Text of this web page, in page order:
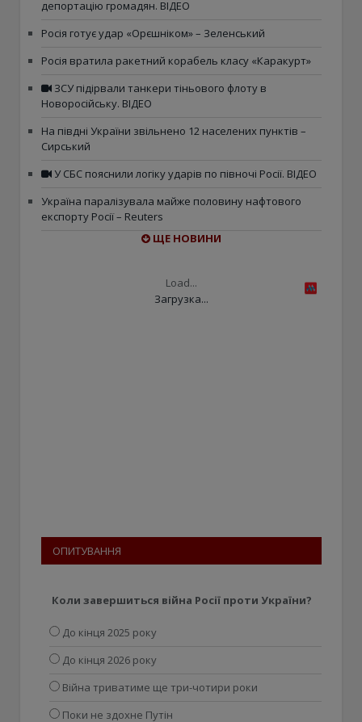
депортацію громадян. ВІДЕО
Росія готує удар «Орєшніком» – Зеленський
Росія вратила ракетний корабель класу «Каракурт»
ЗСУ підірвали танкери тіньового флоту в
Новоросійську. ВІДЕО
На півдні України звільнено 12 населених пунктів –
Сирський
У СБС пояснили логіку ударів по півночі Росії. ВІДЕО
Україна паралізувала майже половину нафтового
експорту Росії – Reuters
ЩЕ НОВИНИ
Load...
Загрузка...
ОПИТУВАННЯ
Коли завершиться війна Росії проти України?
До кінця 2025 року
До кінця 2026 року
Війна триватиме ще три-чотири роки
Поки не здохне Путін